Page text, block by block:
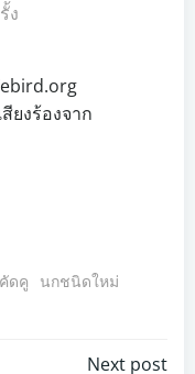
ง
ยงร้องจาก
ดคู
นกชนิดใหม่
Next post